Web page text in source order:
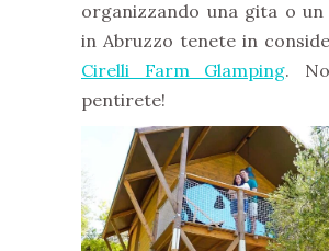
organizzando una gita o
in Abruzzo tenete in
Cirelli Farm Glamping.
pentirete!